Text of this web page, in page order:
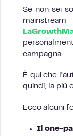
Se non sei
campagna.
È qui che
quindi, la più
Ecco alcuni
Il one-